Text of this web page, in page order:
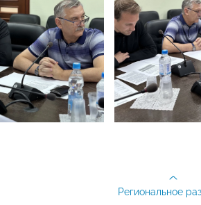
Региональное